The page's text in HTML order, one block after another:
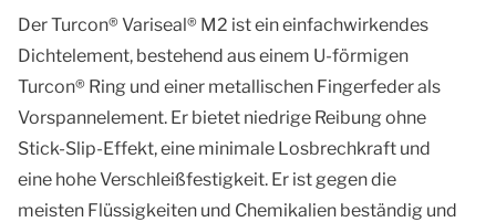
Der Turcon® Variseal® M2 ist ein einfachwirkendes
Dichtelement, bestehend aus einem U-förmigen
Turcon® Ring und einer metallischen Fingerfeder als
Vorspannelement. Er bietet niedrige Reibung ohne
Stick-Slip-Effekt, eine minimale Losbrechkraft und
eine hohe Verschleißfestigkeit. Er ist gegen die
meisten Flüssigkeiten und Chemikalien beständig und